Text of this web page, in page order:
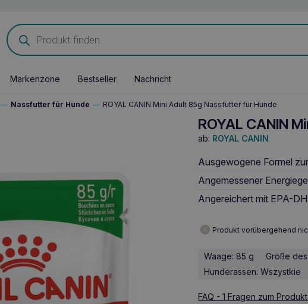
Products
search
Markenzone Bestseller Nachricht
— Nassfutter für Hunde — ROYAL CANIN Mini Adult 85g Nassfutter für Hunde
ROYAL CANIN
ab: ROYAL CANIN
Ausgewogene Formel
Angemessener
Angereichert mit EPA-
Produkt vorübergehend
Waage: 85 g Größe
Hunderassen: Wszystkie
FAQ - 1 Fragen zum Produkt